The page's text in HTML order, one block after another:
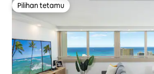
Pilihan tetamu
Pilihan tetamu